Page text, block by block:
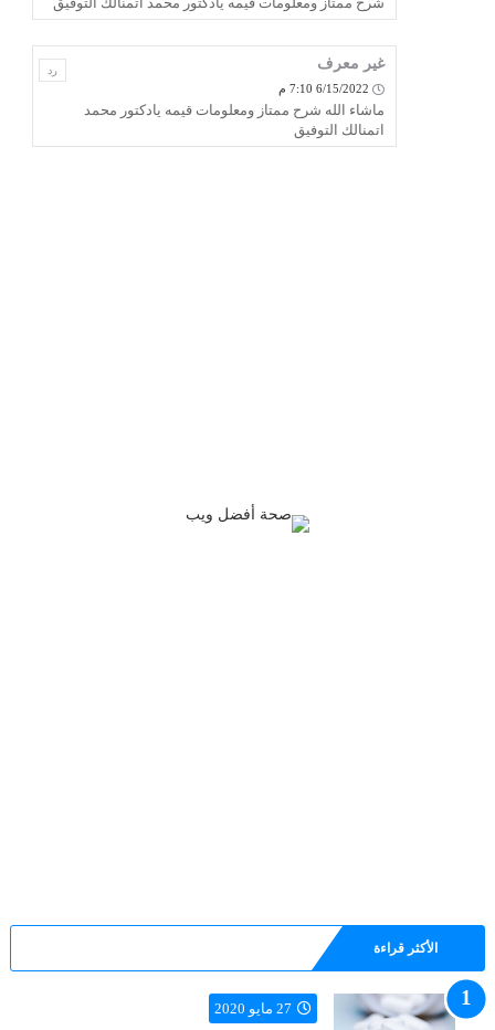
غير معرف
6/15/2022 7:10 م
ماشاء الله شرح ممتاز ومعلومات قيمه يادكتور محمد
اتمنالك التوفيق
رد
الأكثر قراءة
27 مايو 2020